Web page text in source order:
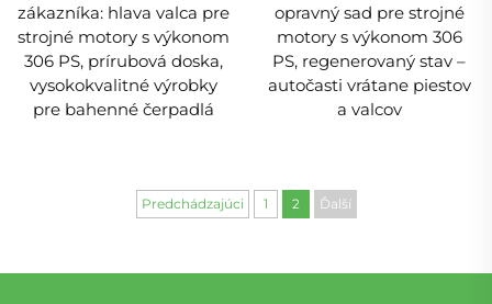
zákazníka: hlava valca pre
strojné motory s výkonom
306 PS, prírubová doska,
vysokokvalitné výrobky
pre bahenné čerpadlá
opravný sad pre strojné
motory s výkonom 306
PS, regenerovaný stav –
autočasti vrátane piestov
a valcov
Predchádzajúci 1 2 Ďalší